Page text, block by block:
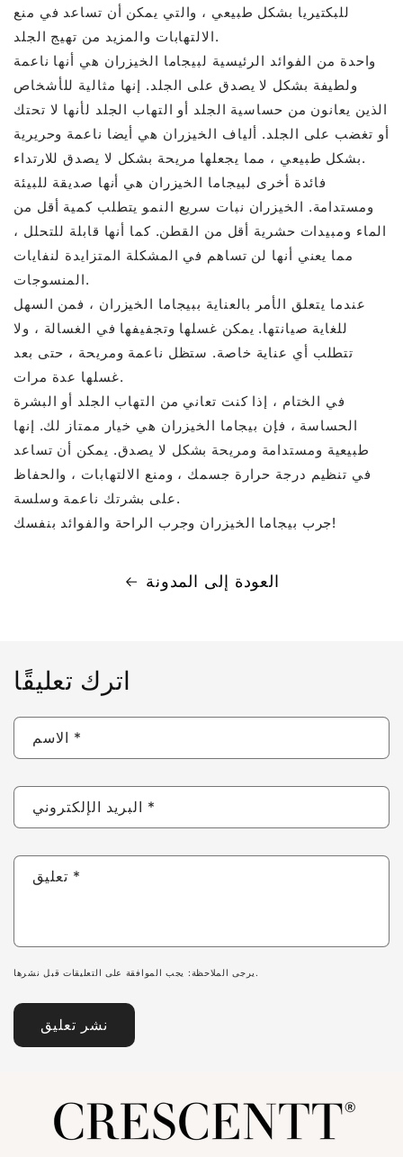
للبكتيريا بشكل طبيعي ، والتي يمكن أن تساعد في منع
الالتهابات والمزيد من تهيج الجلد.
واحدة من الفوائد الرئيسية لبيجاما الخيزران هي أنها ناعمة
ولطيفة بشكل لا يصدق على الجلد. إنها مثالية للأشخاص
الذين يعانون من حساسية الجلد أو التهاب الجلد لأنها لا تحتك
أو تغضب على الجلد. ألياف الخيزران هي أيضا ناعمة وحريرية
بشكل طبيعي ، مما يجعلها مريحة بشكل لا يصدق للارتداء.
فائدة أخرى لبيجاما الخيزران هي أنها صديقة للبيئة
ومستدامة. الخيزران نبات سريع النمو يتطلب كمية أقل من
الماء ومبيدات حشرية أقل من القطن. كما أنها قابلة للتحلل ،
مما يعني أنها لن تساهم في المشكلة المتزايدة لنفايات
المنسوجات.
عندما يتعلق الأمر بالعناية ببيجاما الخيزران ، فمن السهل
للغاية صيانتها. يمكن غسلها وتجفيفها في الغسالة ، ولا
تتطلب أي عناية خاصة. ستظل ناعمة ومريحة ، حتى بعد
غسلها عدة مرات.
في الختام ، إذا كنت تعاني من التهاب الجلد أو البشرة
الحساسة ، فإن بيجاما الخيزران هي خيار ممتاز لك. إنها
طبيعية ومستدامة ومريحة بشكل لا يصدق. يمكن أن تساعد
في تنظيم درجة حرارة جسمك ، ومنع الالتهابات ، والحفاظ
على بشرتك ناعمة وسلسة.
جرب بيجاما الخيزران وجرب الراحة والفوائد بنفسك!
العودة إلى المدونة
اترك تعليقًا
*
*
*
يرجى الملاحظة: يجب الموافقة على التعليقات قبل نشرها.